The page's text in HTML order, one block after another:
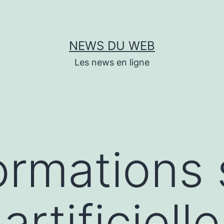
NEWS DU WEB
Les news en ligne